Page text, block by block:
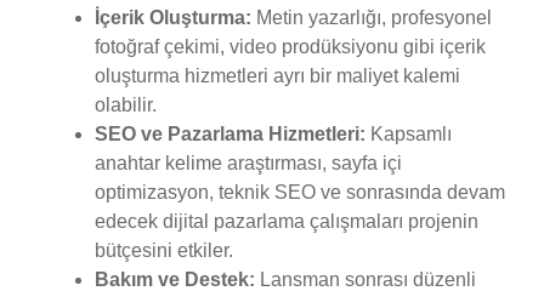
İçerik Oluşturma: Metin yazarlığı, profesyonel
fotoğraf çekimi, video prodüksiyonu gibi içerik
oluşturma hizmetleri ayrı bir maliyet kalemi
olabilir.
SEO ve Pazarlama Hizmetleri: Kapsamlı
anahtar kelime araştırması, sayfa içi
optimizasyon, teknik SEO ve sonrasında devam
edecek dijital pazarlama çalışmaları projenin
bütçesini etkiler.
Bakım ve Destek: Lansman sonrası düzenli